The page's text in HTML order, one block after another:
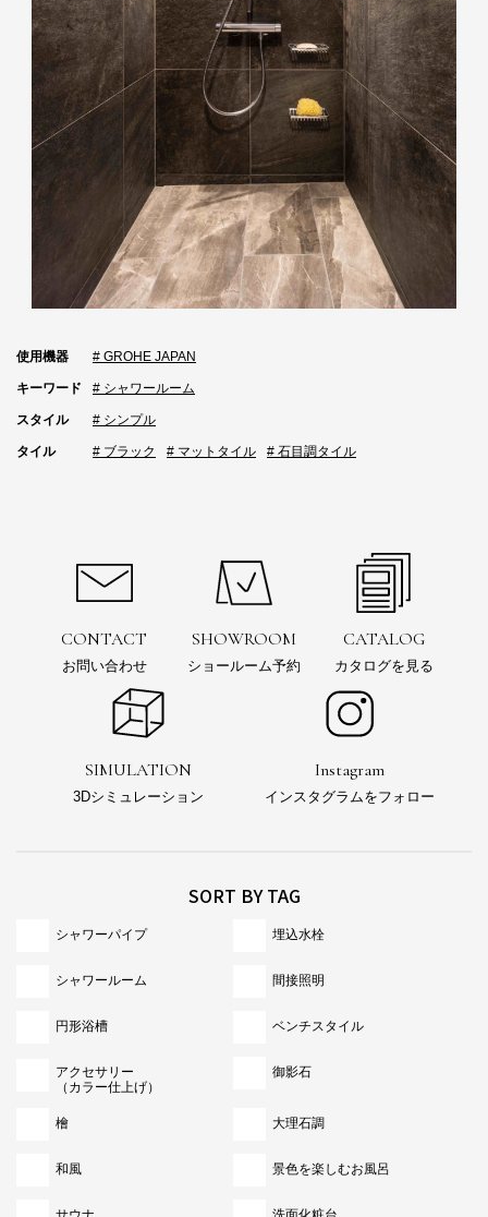
使用機器 # GROHE JAPAN
キーワード # シャワールーム
スタイル # シンプル
タイル # ブラック # マットタイル # 石目調タイル
CONTACT
お問い合わせ
SHOWROOM
ショールーム予約
CATALOG
カタログを見る
SIMULATION
3Dシミュレーション
Instagram
インスタグラムをフォロー
SORT BY TAG
シャワーパイプ 埋込水栓
シャワールーム 間接照明
円形浴槽 ベンチスタイル
アクセサリー
（カラー仕上げ）
御影石
檜 大理石調
和風 景色を楽しむお風呂